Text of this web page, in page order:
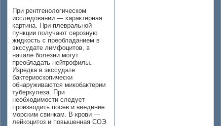
При рентгенологическом
исследовании — характерная
картина. При плевральной
пункции получают серозную
жидкость с преобладанием в
экссудате лимфоцитов, в
начале болезни могут
преобладать нейтрофилы.
Изредка в экссудате
бактериоскопически
обнаруживаются микобактерии
туберкулеза. При
необходимости следует
производить посев и введение
морским свинкам. В крови —
лейкоцитоз и повышенная СОЭ.